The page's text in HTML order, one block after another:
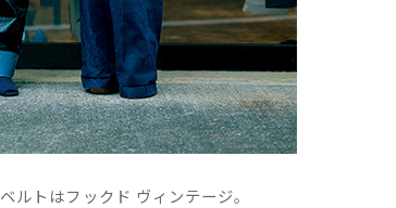
ルトはフックド ヴィンテージ。